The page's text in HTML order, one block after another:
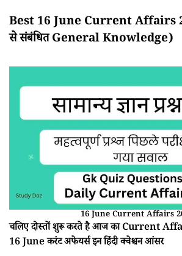
Best 16 June Current Affairs
से संबंधित General Knowledge)
16 June Current Affairs
चलिए दोस्तों शुरू करते है आज का Current
16 June करंट अफेयर्स इन हिंदी क्वेश्चन आंसर